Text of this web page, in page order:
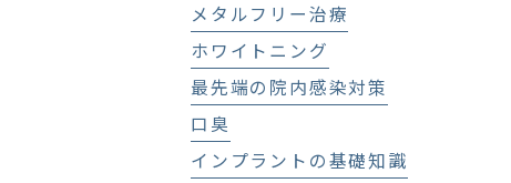
メタルフリー治療
ホワイトニング
最先端の院内感染対策
口臭
インプラントの基礎知識